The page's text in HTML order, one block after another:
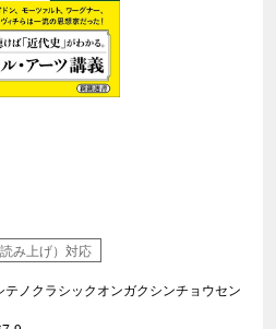
み上げ）対応
ノクラシックオンガクシンチョウセン